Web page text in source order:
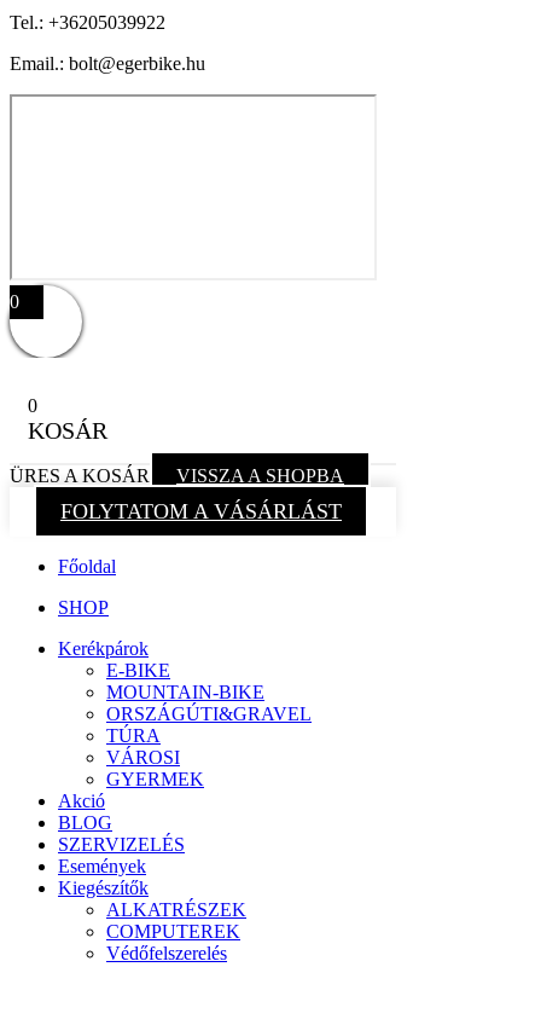
Tel.: +36205039922
Email.: bolt@egerbike.hu
0
0
KOSÁR
ÜRES A KOSÁR VISSZA A SHOPBA
FOLYTATOM A VÁSÁRLÁST
Főoldal
SHOP
Kerékpárok
E-BIKE
MOUNTAIN-BIKE
ORSZÁGÚTI&GRAVEL
TÚRA
VÁROSI
GYERMEK
Akció
BLOG
SZERVIZELÉS
Események
Kiegészítők
ALKATRÉSZEK
COMPUTEREK
Védőfelszerelés